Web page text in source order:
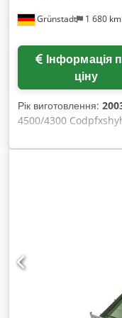
Grünstadt 1 680 km
ціну
Рік виготовлення:
4500/4300
Рік випуску: 2003
Ширина пристрою:
приблизно 2330 мм
приблизно 3610 мм
Висота полиці:
навантаження на
навантаження: 1000